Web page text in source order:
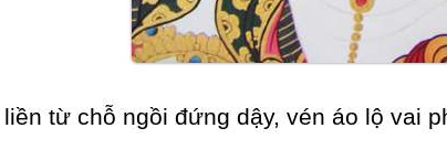
từ chỗ ngồi đứng dậy, vén áo lộ vai